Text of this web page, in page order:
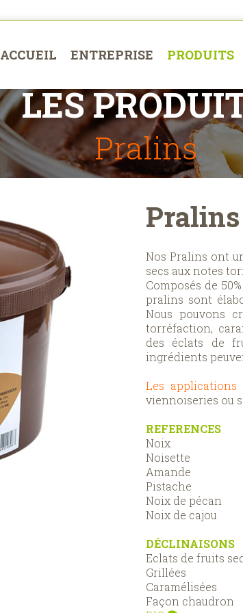
ACCUEIL ENTREPRISE PRODUITS
LES
Pralins
Pralins
Nos Pralins ont
secs aux notes
Composés de
pralins sont
Nous pouvons
torréfaction,
des éclats de
ingrédients
Les applications
viennoiseries ou
REFERENCES
Noix
Noisette
Amande
Pistache
Noix de pécan
Noix de cajou
DÉCLINAISONS
Eclats de fruits
Grillées
Caramélisées
Façon chaudron